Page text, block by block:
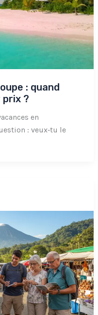
: quand
?
en
: veux‑tu le